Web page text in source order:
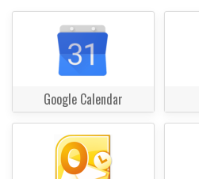
Google Calendar